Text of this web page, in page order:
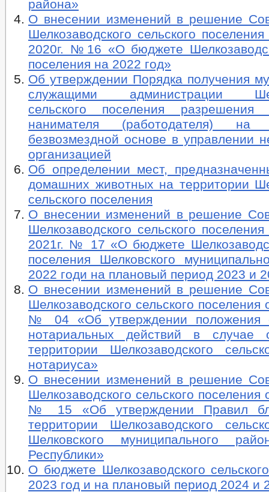
района»
О внесении изменений в решение
Шелкозаводского сельского
2020г. №16 «О бюджете
поселения на 2022 год»
Об утверждении Порядка получения
служащими администрации
сельского поселения разрешения
нанимателя (работодателя)
безвозмездной основе в управлении
организацией
Об определении мест,
домашних животных на территории
сельского поселения
О внесении изменений в решение
Шелкозаводского сельского
2021г. № 17 «О бюджете
поселения Шелковского
2022 годи на плановый период 2023 и
О внесении изменений в решение
Шелкозаводского сельского поселения
№ 04 «Об утверждении положения
нотариальных действий в случае
территории Шелкозаводского
нотариуса»
О внесении изменений в решение
Шелкозаводского сельского поселения
№ 15 «Об утверждении Правил
территории Шелкозаводского
Шелковского муниципального
Республики»
О бюджете Шелкозаводского
2023 год и на плановый период 2024 и